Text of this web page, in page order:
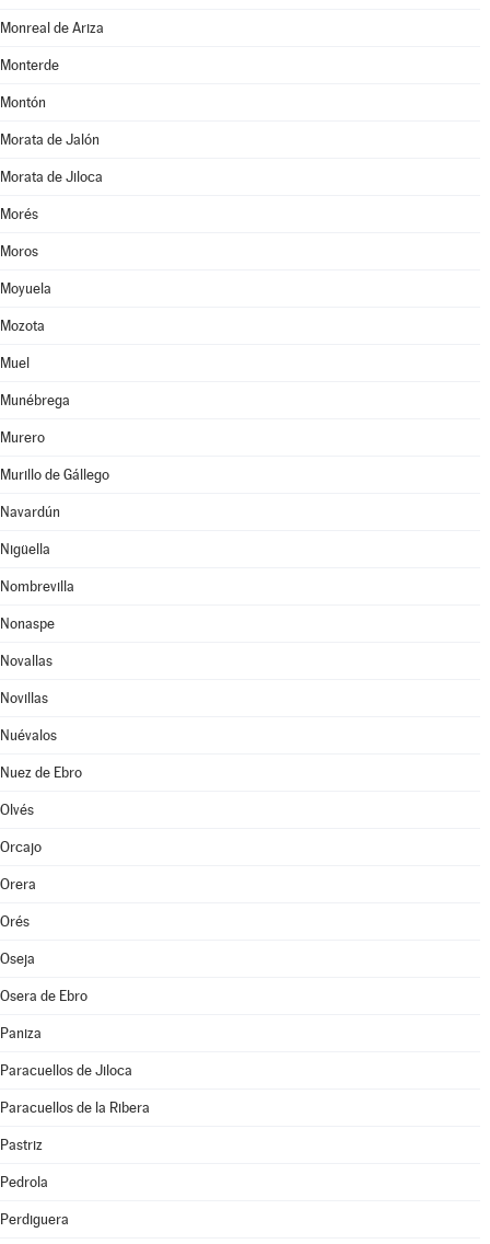
Monreal de Ariza
Monterde
Montón
Morata de Jalón
Morata de Jiloca
Morés
Moros
Moyuela
Mozota
Muel
Munébrega
Murero
Murillo de Gállego
Navardún
Nigüella
Nombrevilla
Nonaspe
Novallas
Novillas
Nuévalos
Nuez de Ebro
Olvés
Orcajo
Orera
Orés
Oseja
Osera de Ebro
Paniza
Paracuellos de Jiloca
Paracuellos de la Ribera
Pastriz
Pedrola
Perdiguera